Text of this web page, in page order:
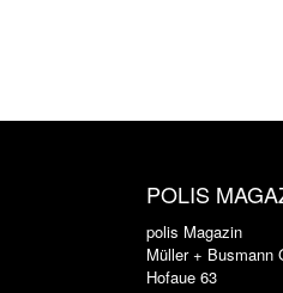
POLIS
polis Magazin
Müller + Busmann
Hofaue 63